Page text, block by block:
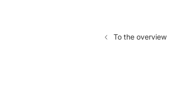
Further information
To the overview